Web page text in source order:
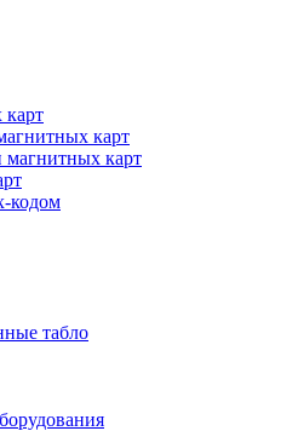
карт
магнитных карт
кодом
табло